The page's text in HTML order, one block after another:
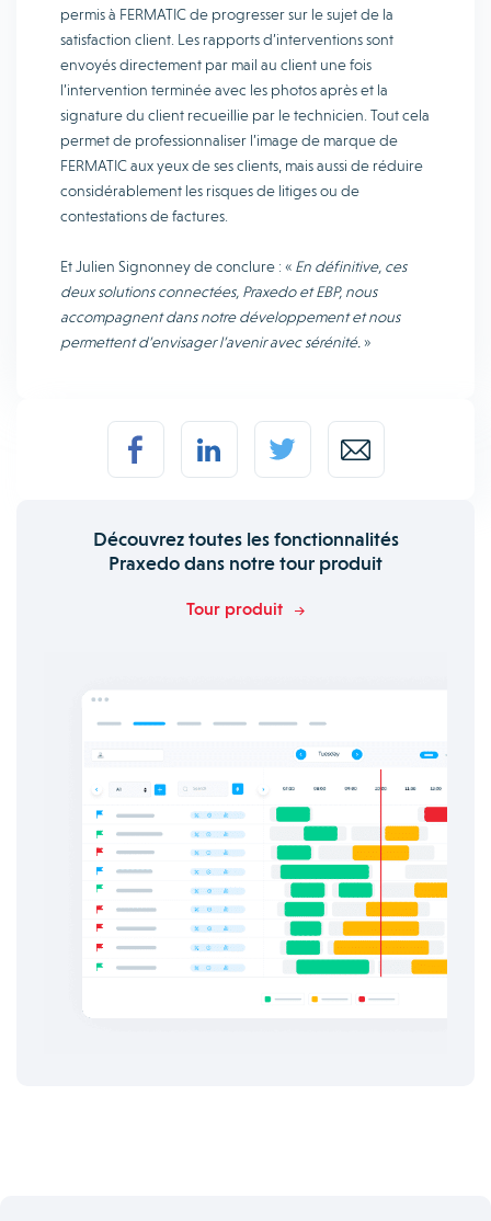
permis à FERMATIC de progresser sur le sujet de la
satisfaction client. Les rapports d’interventions sont
envoyés directement par mail au client une fois
l’intervention terminée avec les photos après et la
signature du client recueillie par le technicien. Tout cela
permet de professionnaliser l’image de marque de
FERMATIC aux yeux de ses clients, mais aussi de réduire
considérablement les risques de litiges ou de
contestations de factures.
Et Julien Signonney de conclure : « En définitive, ces
deux solutions connectées, Praxedo et EBP, nous
accompagnent dans notre développement et nous
permettent d’envisager l’avenir avec sérénité. »
Découvrez toutes les fonctionnalités
Praxedo dans notre tour produit
Tour produit